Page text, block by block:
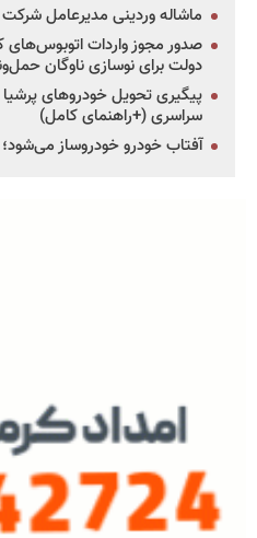
ماشاله وردینی مدیرعامل
دولت برای نوسازی ناوگان
پیگیری تحویل خودروهای
سراسری (+راهنمای کامل)
آفتاب خودرو خودروساز می‌شود؛